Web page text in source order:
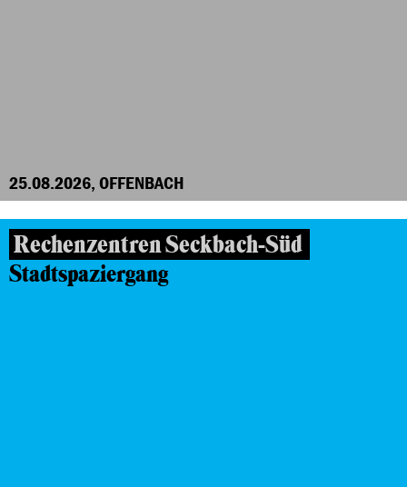
25.08.2026, OFFENBACH
Rechenzentren Seckbach-Süd
Stadtspaziergang